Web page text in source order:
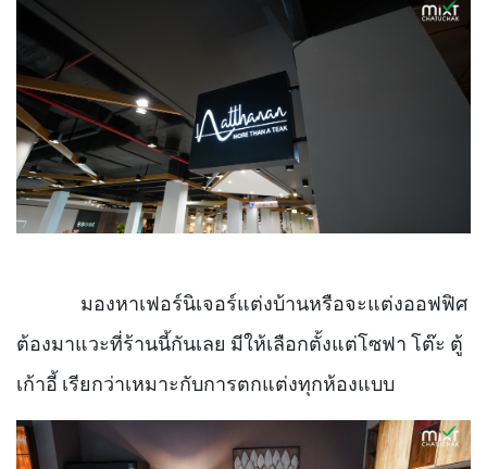
มองหาเฟอร์นิเจอร์แต่งบ้านหรือจะแต่งออฟฟิศ
ต้องมาแวะที่ร้านนี้กันเลย มีให้เลือกตั้งแต่โซฟา โต๊ะ ตู้
เก้าอี้ เรียกว่าเหมาะกับการตกแต่งทุกห้องแบบ